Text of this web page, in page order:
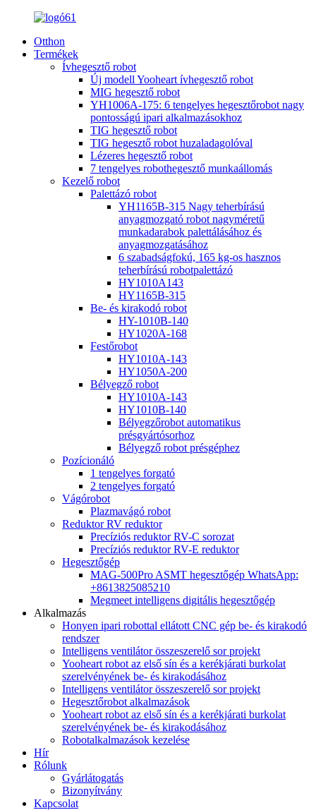
Otthon
Termékek
Ívhegesztő robot
Új modell Yooheart ívhegesztő robot
MIG hegesztő robot
YH1006A-175: 6 tengelyes hegesztőrobot nagy
pontosságú ipari alkalmazásokhoz
TIG hegesztő robot
TIG hegesztő robot huzaladagolóval
Lézeres hegesztő robot
7 tengelyes robothegesztő munkaállomás
Kezelő robot
Palettázó robot
YH1165B-315 Nagy teherbírású
anyagmozgató robot nagyméretű
munkadarabok palettálásához és
anyagmozgatásához
6 szabadságfokú, 165 kg-os hasznos
teherbírású robotpalettázó
HY1010A143
HY1165B-315
Be- és kirakodó robot
HY-1010B-140
HY1020A-168
Festőrobot
HY1010A-143
HY1050A-200
Bélyegző robot
HY1010A-143
HY1010B-140
Bélyegzőrobot automatikus
présgyártósorhoz
Bélyegző robot présgéphez
Pozícionáló
1 tengelyes forgató
2 tengelyes forgató
Vágórobot
Plazmavágó robot
Reduktor RV reduktor
Precíziós reduktor RV-C sorozat
Precíziós reduktor RV-E reduktor
Hegesztőgép
MAG-500Pro ASMT hegesztőgép WhatsApp:
+8613825085210
Megmeet intelligens digitális hegesztőgép
Alkalmazás
Honyen ipari robottal ellátott CNC gép be- és kirakodó
rendszer
Intelligens ventilátor összeszerelő sor projekt
Yooheart robot az első sín és a kerékjárati burkolat
szerelvényének be- és kirakodásához
Intelligens ventilátor összeszerelő sor projekt
Hegesztőrobot alkalmazások
Yooheart robot az első sín és a kerékjárati burkolat
szerelvényének be- és kirakodásához
Robotalkalmazások kezelése
Hír
Rólunk
Gyárlátogatás
Bizonyítvány
Kapcsolat